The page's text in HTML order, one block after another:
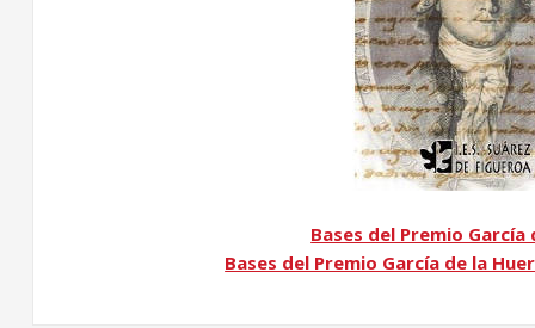
Bases del Premio
Bases del Premio García de la